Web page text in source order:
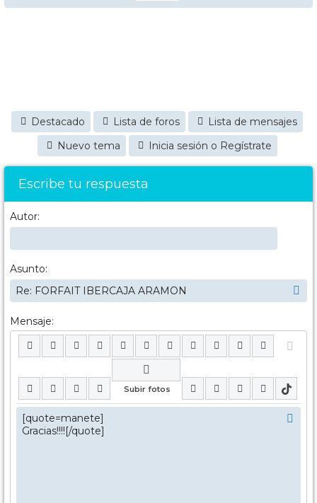
Destacado Lista de foros
Lista de mensajes
Nuevo tema
Inicia sesión o Regístrate
Escribe tu respuesta
Autor:
Asunto:
Mensaje: